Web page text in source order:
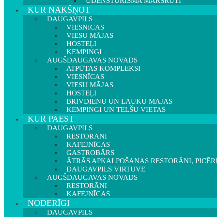
KUR NAKŠŅOT
DAUGAVPILS
VIESNĪCAS
VIESU MĀJAS
HOSTEĻI
KEMPINGI
AUGŠDAUGAVAS NOVADS
ATPŪTAS KOMPLEKSI
VIESNĪCAS
VIESU MĀJAS
HOSTEĻI
BRĪVDIENU UN LAUKU MĀJAS
KEMPINGI UN TELŠU VIETAS
KUR PAĒST
DAUGAVPILS
RESTORĀNI
KAFEJNĪCAS
GASTROBĀRS
ĀTRĀS APKALPOŠANAS RESTORĀNI,
DAUGAVPILS VIRTUVE
AUGŠDAUGAVAS NOVADS
RESTORĀNI
KAFEJNĪCAS
NODERĪGI
DAUGAVPILS